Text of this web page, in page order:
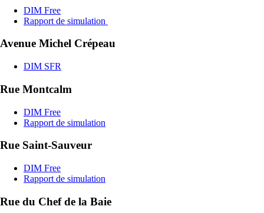
Rue du Chef de la Baie
DIM Free
Rapport de simulation
Rue Marius Lacroix
DIM Free
Rue du Minage
DIM Free
Port des Minimes
DIM Free